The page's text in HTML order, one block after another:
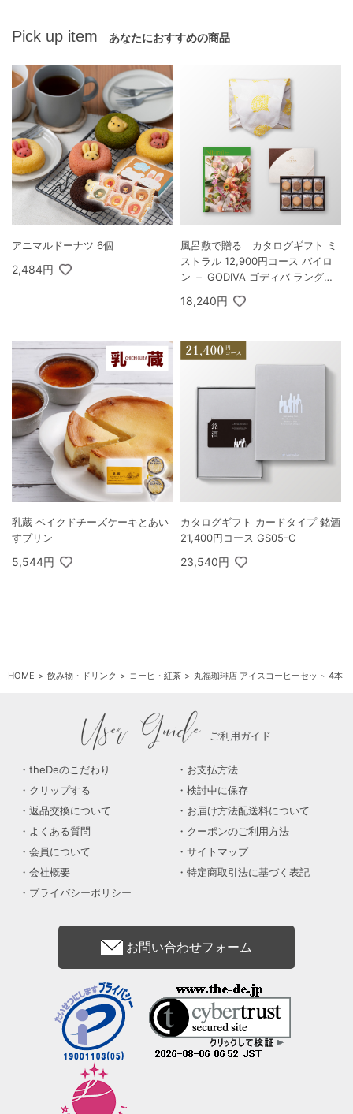
Pick up item あなたにおすすめの商品
アニマルドーナツ 6個
2,484円
風呂敷で贈る｜カタログギフト ミ
ストラル 12,900円コース バイロ
ン ＋ GODIVA ゴディバ ラングド
入
18,240円
乳蔵 ベイクドチーズケーキとあい
すプリン
5,544円
カタログギフト カードタイプ 銘酒
21,400円コース GS05-C
23,540円
HOME 飲み物・ドリンク コーヒ・紅茶 丸福珈琲店 アイスコーヒーセット 4本
User Guide ご利用ガイド
theDeのこだわり
お支払方法
クリップする
検討中に保存
返品交換について
お届け方法配送料について
よくある質問
クーポンのご利用方法
会員について
サイトマップ
会社概要
特定商取引法に基づく表記
プライバシーポリシー
お問い合わせフォーム